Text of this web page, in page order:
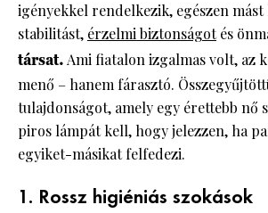
igényekkel rendelkezik, egészen
stabilitást, érzelmi biztonságotés
társat.Ami fiatalon izgalmas volt, az
menő – hanem fárasztó.
tulajdonságot, amely egy érettebb nő
piros lámpát kell, hogy jelezzen, ha
egyiket-másikat felfedezi.
1. Rossz higiéniás szokások